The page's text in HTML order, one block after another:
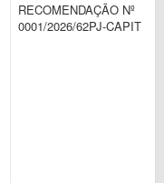
RECOMENDAÇÃO Nº
0001/2026/62PJ-CAPIT